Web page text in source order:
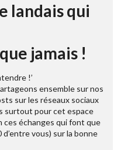
landais qui
jamais !
!’
ensemble sur nos
sur les réseaux sociaux
surtout pour cet espace
ces échanges qui font que
vous) sur la bonne